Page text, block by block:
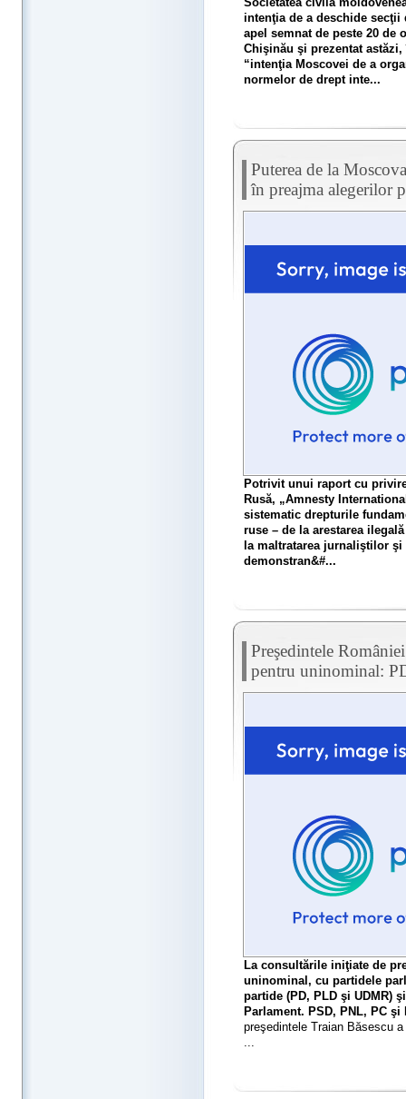
intenţia de a deschide
apel semnat de peste 20 de
Chişinău şi prezentat
“intenţia Moscovei de a
normelor de drept inte...
Puterea de la
în preajma alegerilor
Potrivit unui raport cu
Rusă, „Amnesty
sistematic drepturile
ruse – de la arestarea
la maltratarea jurnaliştilor
demonstran&#...
Preşedintele
pentru uninominal:
La consultările iniţiate de
uninominal, cu partidele
partide (PD, PLD şi UDMR)
Parlament. PSD, PNL, PC
preşedintele Traian Băsescu